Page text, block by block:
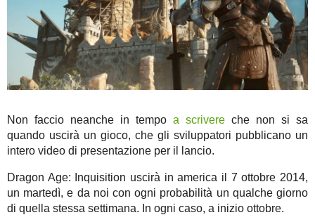
Non faccio neanche in tempo a scrivere che non si sa
quando uscirà un gioco, che gli sviluppatori pubblicano un
intero video di presentazione per il lancio.
Dragon Age: Inquisition uscirà in america il 7 ottobre 2014,
un martedì, e da noi con ogni probabilità un qualche giorno
di quella stessa settimana. In ogni caso, a inizio ottobre.